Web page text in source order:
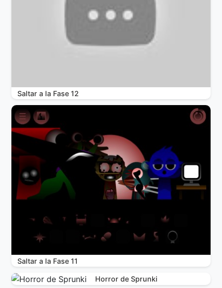
Saltar a la Fase 12
Saltar a la Fase 11
Horror de Sprunki